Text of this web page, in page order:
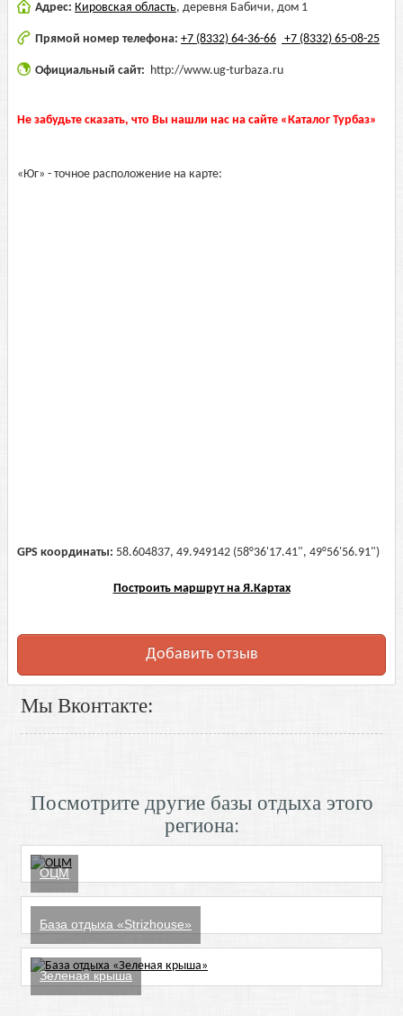
Адрес: Кировская область, деревня Бабичи, дом 1
Прямой номер телефона: +7 (8332) 64-36-66 +7 (8332) 65-08-25
Официальный сайт: http://www.ug-turbaza.ru
Не забудьте сказать, что Вы нашли нас на сайте «Каталог Турбаз»
«Юг» - точное расположение на карте:
GPS координаты: 58.604837, 49.949142 (58°36'17.41", 49°56'56.91")
Построить маршрут на Я.Картах
Добавить отзыв
Мы Вконтакте:
Посмотрите другие базы отдыха этого
региона:
ОЦМ
База отдыха «Strizhouse»
Зеленая крыша